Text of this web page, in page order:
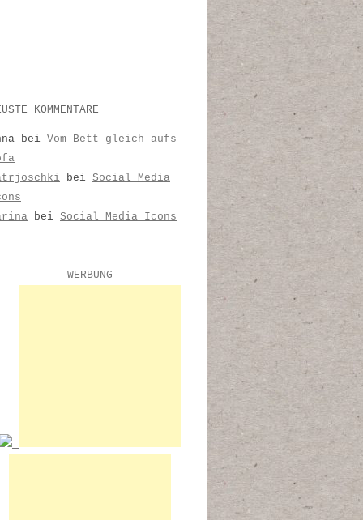
KOMMENTARE
bei Vom Bett gleich aufs
bei Social Media
bei Social Media Icons
WERBUNG